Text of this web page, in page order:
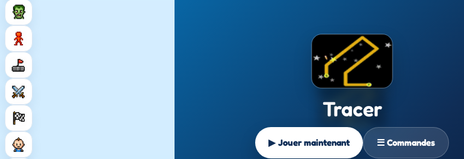
Tracer
▶ Jouer maintenant ☰ Commandes